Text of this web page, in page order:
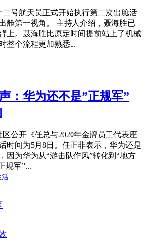
二号航天员正式开始执行第二次出舱活
舱第一视角。 主持人介绍，聂海胜已
上。聂海胜比原定时间提前站上了机械
整个流程更加熟悉...
：华为还不是”正规军”
公开《任总与2020年金牌员工代表座
时间为5月8日。任正非表示，华为还是
因为华为从“游击队作风”转化到“地方
规军”...
活